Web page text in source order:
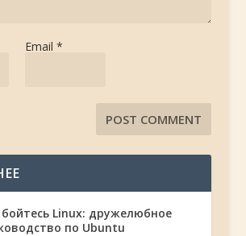
Email *
Linux: дружелюбное
по Ubuntu